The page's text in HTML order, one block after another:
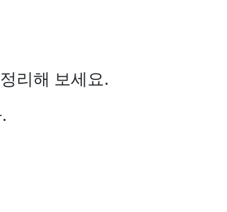
리해 보세요.